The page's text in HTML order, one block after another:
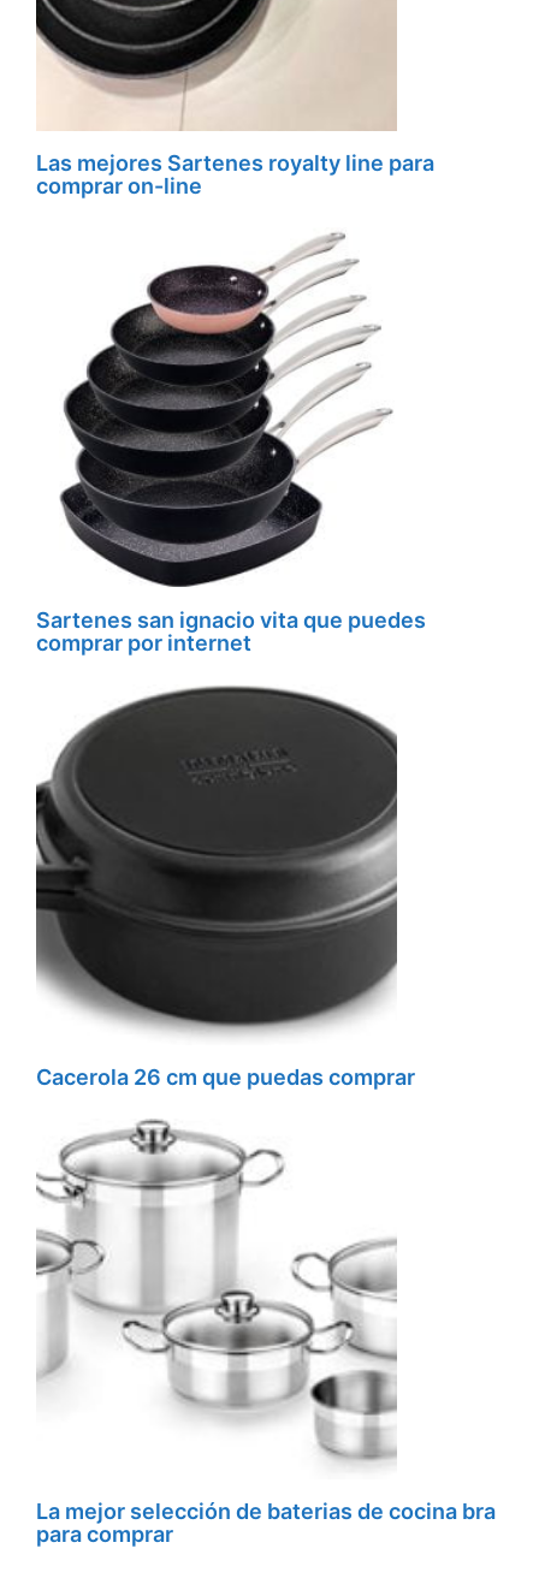
Las mejores Sartenes royalty line para
comprar on-line
Sartenes san ignacio vita que puedes
comprar por internet
Cacerola 26 cm que puedas comprar
La mejor selección de baterias de cocina bra
para comprar